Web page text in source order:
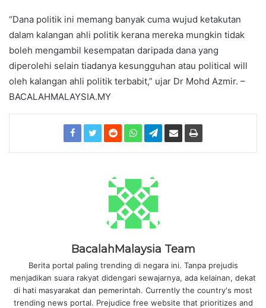
“Dana politik ini memang banyak cuma wujud ketakutan
dalam kalangan ahli politik kerana mereka mungkin tidak
boleh mengambil kesempatan daripada dana yang
diperolehi selain tiadanya kesungguhan atau political will
oleh kalangan ahli politik terbabit,” ujar Dr Mohd Azmir. –
BACALAHMALAYSIA.MY
BacalahMalaysia Team
Berita portal paling trending di negara ini. Tanpa prejudis
menjadikan suara rakyat didengari sewajarnya, ada kelainan, dekat
di hati masyarakat dan pemerintah. Currently the country's most
trending news portal. Prejudice free website that prioritizes and